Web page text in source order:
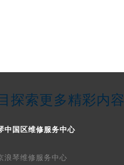
探索更多精彩内容
中国区维修服务中心
浪琴维修服务中心